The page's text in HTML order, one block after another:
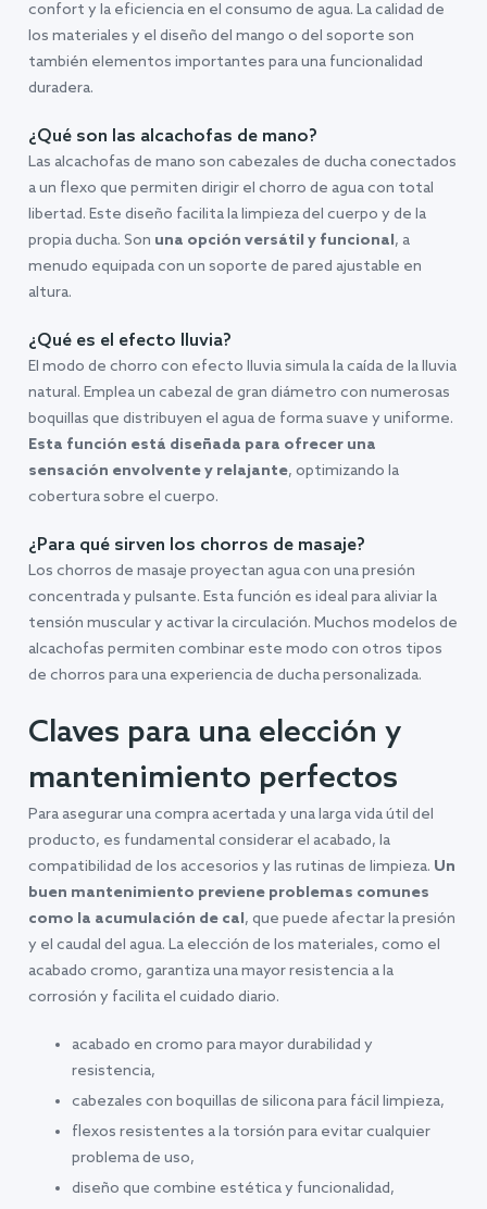
confort y la eficiencia en el consumo de agua. La calidad de
los materiales y el diseño del mango o del soporte son
también elementos importantes para una funcionalidad
duradera.
¿Qué son las alcachofas de mano?
Las alcachofas de mano son cabezales de ducha conectados
a un flexo que permiten dirigir el chorro de agua con total
libertad. Este diseño facilita la limpieza del cuerpo y de la
propia ducha. Son una opción versátil y funcional, a
menudo equipada con un soporte de pared ajustable en
altura.
¿Qué es el efecto lluvia?
El modo de chorro con efecto lluvia simula la caída de la lluvia
natural. Emplea un cabezal de gran diámetro con numerosas
boquillas que distribuyen el agua de forma suave y uniforme.
Esta función está diseñada para ofrecer una
sensación envolvente y relajante, optimizando la
cobertura sobre el cuerpo.
¿Para qué sirven los chorros de masaje?
Los chorros de masaje proyectan agua con una presión
concentrada y pulsante. Esta función es ideal para aliviar la
tensión muscular y activar la circulación. Muchos modelos de
alcachofas permiten combinar este modo con otros tipos
de chorros para una experiencia de ducha personalizada.
Claves para una elección y
mantenimiento perfectos
Para asegurar una compra acertada y una larga vida útil del
producto, es fundamental considerar el acabado, la
compatibilidad de los accesorios y las rutinas de limpieza. Un
buen mantenimiento previene problemas comunes
como la acumulación de cal, que puede afectar la presión
y el caudal del agua. La elección de los materiales, como el
acabado cromo, garantiza una mayor resistencia a la
corrosión y facilita el cuidado diario.
acabado en cromo para mayor durabilidad y
resistencia,
cabezales con boquillas de silicona para fácil limpieza,
flexos resistentes a la torsión para evitar cualquier
problema de uso,
diseño que combine estética y funcionalidad,